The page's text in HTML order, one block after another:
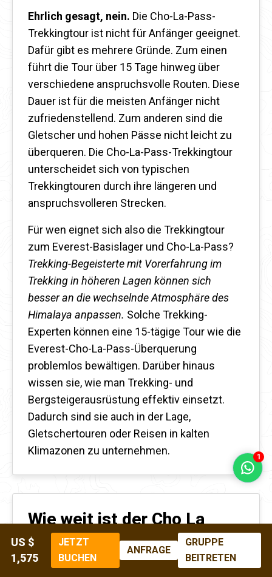
Ehrlich gesagt, nein. Die Cho-La-Pass-
Trekkingtour ist nicht für Anfänger geeignet.
Dafür gibt es mehrere Gründe. Zum einen
führt die Tour über 15 Tage hinweg über
verschiedene anspruchsvolle Routen. Diese
Dauer ist für die meisten Anfänger nicht
zufriedenstellend. Zum anderen sind die
Gletscher und hohen Pässe nicht leicht zu
überqueren. Die Cho-La-Pass-Trekkingtour
unterscheidet sich von typischen
Trekkingtouren durch ihre längeren und
anspruchsvolleren Strecken.
Für wen eignet sich also die Trekkingtour
zum Everest-Basislager und Cho-La-Pass?
Trekking-Begeisterte mit Vorerfahrung im
Trekking in höheren Lagen können sich
besser an die wechselnde Atmosphäre des
Himalaya anpassen. Solche Trekking-
Experten können eine 15-tägige Tour wie die
Everest-Cho-La-Pass-Überquerung
problemlos bewältigen. Darüber hinaus
wissen sie, wie man Trekking- und
Bergsteigerausrüstung effektiv einsetzt.
Dadurch sind sie auch in der Lage,
Gletschertouren oder Reisen in kalten
Klimazonen zu unternehmen.
Wie weit ist der Cho La
Pass von Namche Bazaar
entfernt?
US $
1,575
JETZT
BUCHEN
ANFRAGE
GRUPPE
BEITRETEN
1